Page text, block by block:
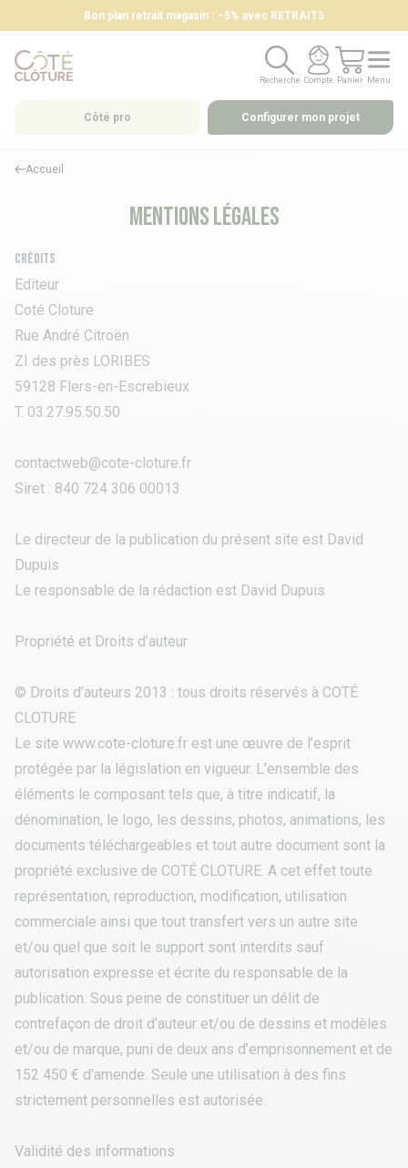
Bon plan retrait magasin : –5% avec RETRAIT5
Recherche
Recherche
Compte
Compte
Panier
Panier
Menu
Menu
Côté pro Configurer mon projet
Accueil
Mentions légales
Crédits
Editeur
Coté Cloture
Rue André Citroën
ZI des près LORIBES
59128 Flers-en-Escrebieux
T. 03.27.95.50.50
contactweb@cote-cloture.fr
Siret : 840 724 306 00013
Le directeur de la publication du présent site est David
Dupuis
Le responsable de la rédaction est David Dupuis
Propriété et Droits d’auteur
© Droits d’auteurs 2013 : tous droits réservés à COTÉ
CLOTURE
Le site www.cote-cloture.fr est une œuvre de l’esprit
protégée par la législation en vigueur. L’ensemble des
éléments le composant tels que, à titre indicatif, la
dénomination, le logo, les dessins, photos, animations, les
documents téléchargeables et tout autre document sont la
propriété exclusive de COTÉ CLOTURE. A cet effet toute
représentation, reproduction, modification, utilisation
commerciale ainsi que tout transfert vers un autre site
et/ou quel que soit le support sont interdits sauf
autorisation expresse et écrite du responsable de la
publication. Sous peine de constituer un délit de
contrefaçon de droit d’auteur et/ou de dessins et modèles
et/ou de marque, puni de deux ans d’emprisonnement et de
152 450 € d’amende. Seule une utilisation à des fins
strictement personnelles est autorisée.
Validité des informations